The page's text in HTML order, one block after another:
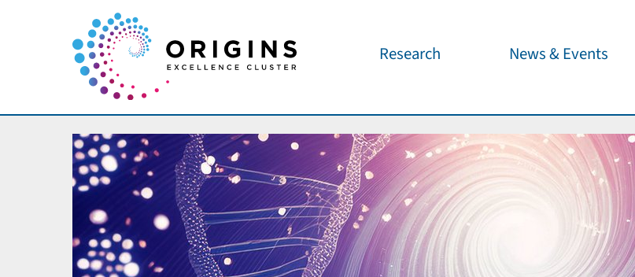
Research
Workshop Support
Seed Projects
Research Partners
Publications
News & Events
Public Events
Important Dates